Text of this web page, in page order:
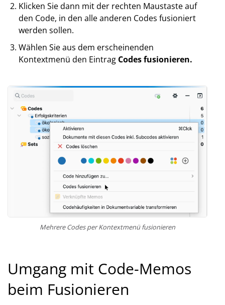
Klicken Sie dann mit der rechten Maustaste auf
den Code, in den alle anderen Codes fusioniert
werden sollen.
Wählen Sie aus dem erscheinenden
Kontextmenü den Eintrag Codes fusionieren.
Mehrere Codes per Kontextmenü fusionieren
Umgang mit Code-Memos
beim Fusionieren